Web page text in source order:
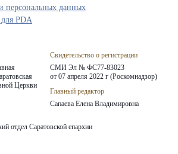
Церкви
Свидетельство о регистрации
СМИ Эл № ФС77-83023
от 07 апреля 2022 г (Роскомнадзор)
Главный редактор
Сапаева Елена Владимировна
отдел Саратовской епархии
персональных данных
PDA